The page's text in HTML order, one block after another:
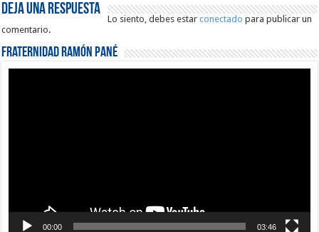
Deja una respuesta
Lo siento, debes estarconectado para publicar un
comentario.
Fraternidad Ramón Pané
00:00 03:46